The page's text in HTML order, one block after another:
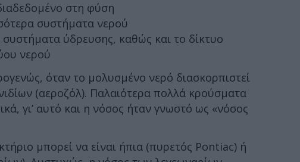
στη φύση
συστήματα νερού
συστήματα ύδρευσης, καθώς και το δίκτυο
νερού
όταν το μολυσμένο νερό διασκορπιστεί
(αεροζόλ). Παλαιότερα πολλά κρούσματα
γι’ αυτό και η νόσος ήταν γνωστό ως «νόσος
μπορεί να είναι ήπια (πυρετός Pontiac) ή